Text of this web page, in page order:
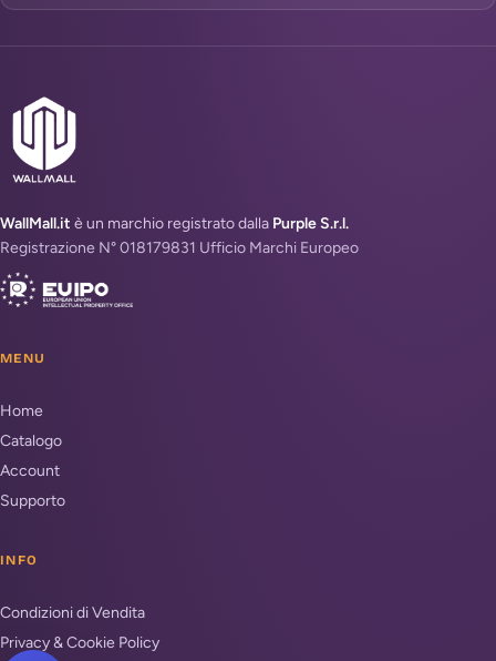
WallMall.it è un marchio registrato dalla Purple S.r.l.
Registrazione N° 018179831 Ufficio Marchi Europeo
MENU
Home
Catalogo
Account
Supporto
INFO
Condizioni di Vendita
Privacy & Cookie Policy